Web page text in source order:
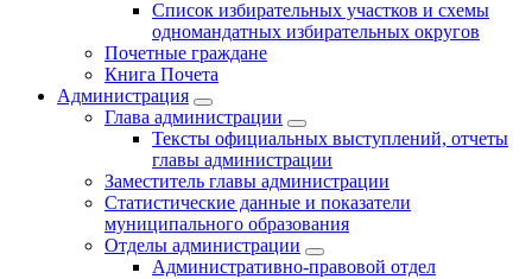
Список избирательных участков и схемы
одномандатных избирательных округов
Почетные граждане
Книга Почета
Администрация
Глава администрации
Тексты официальных выступлений, отчеты
главы администрации
Заместитель главы администрации
Статистические данные и показатели
муниципального образования
Отделы администрации
Административно-правовой отдел